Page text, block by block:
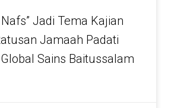
Jadi Tema Kajian
Jamaah Padati
Sains Baitussalam